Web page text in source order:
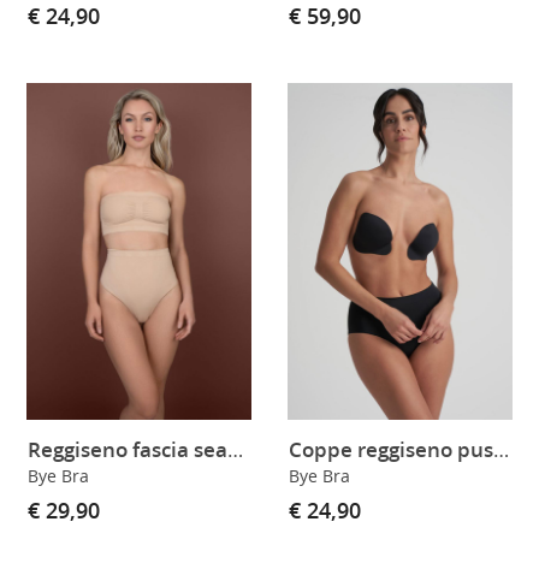
€ 24,90 € 59,90
Reggiseno fascia seamless soft touch
Bye Bra
€ 29,90
Coppe reggiseno push-up adesive black
Bye Bra
€ 24,90